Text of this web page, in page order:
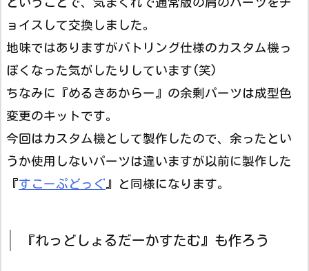
ョイスして交換しました。
地味ではありますがバトリング仕様のカスタム機っ
ぽくなった気がしたりしています(笑)
ちなみに『めるきあからー』の余剰パーツは成型色
変更のキットです。
今回はカスタム機として製作したので、余ったとい
うか使用しないパーツは違いますが以前に製作した
『すこーぷどっぐ 』と同様になります。
『れっどしょるだーかすたむ』も作ろう